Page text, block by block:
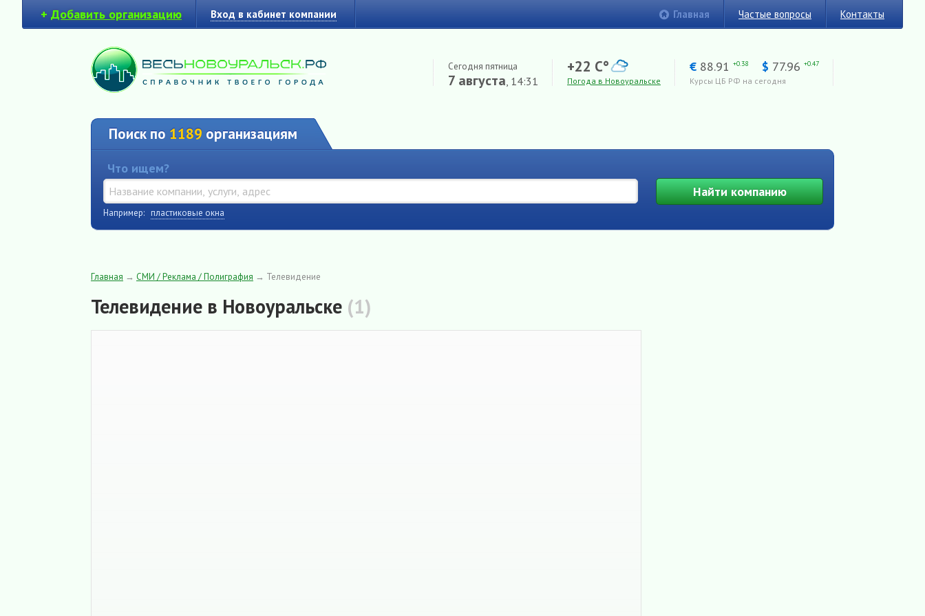
+ Добавить организацию Вход в кабинет компании Главная Частые вопросы Контакты
Сегодня пятница
7 августа, 14:31
+22 C°
Погода в Новоуральске
€ 88.91 +0.38 $ 77.96 +0.47
Курсы ЦБ РФ на сегодня
Поиск по 1189 организациям
Что ищем?
Найтикомпанию
Например: пластиковые окна
Главная → СМИ / Реклама / Полиграфия → Телевидение
Телевидение в Новоуральске (1)